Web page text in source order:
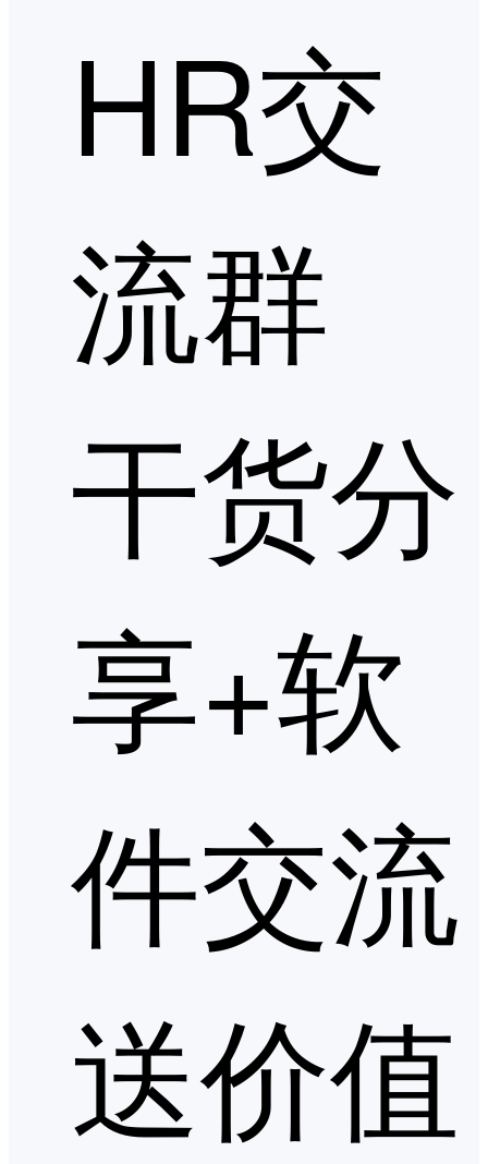
HR交
流群
干货分
享+软
件交流
送价值